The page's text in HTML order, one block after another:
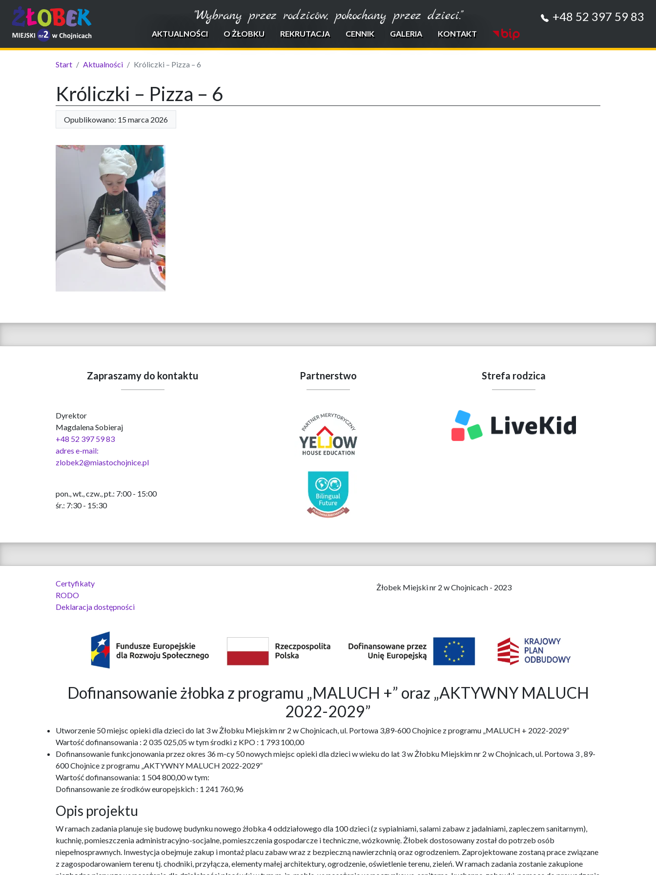
"Wybrany przez rodziców, pokochany przez dzieci." +48 52 397 59 83
AKTUALNOŚCI O ŻŁOBKU REKRUTACJA CENNIK GALERIA KONTAKT
Start Aktualności Króliczki – Pizza – 6
Króliczki – Pizza – 6
Opublikowano: 15 marca 2026
Zapraszamy do kontaktu
Dyrektor
Magdalena Sobieraj
+48 52 397 59 83
adres e-mail:
zlobek2@miastochojnice.pl
pon., wt., czw., pt.: 7:00 - 15:00
śr.: 7:30 - 15:30
Partnerstwo Strefa rodzica
Certyfikaty
RODO
Deklaracja dostępności
Żłobek Miejski nr 2 w Chojnicach - 2023
Dofinansowanie żłobka z programu „MALUCH +” oraz „AKTYWNY MALUCH
2022-2029”
Utworzenie 50 miejsc opieki dla dzieci do lat 3 w Żłobku Miejskim nr 2 w Chojnicach, ul. Portowa 3,89-600 Chojnice z programu „MALUCH + 2022-2029”
Wartość dofinansowania : 2 035 025,05 w tym środki z KPO : 1 793 100,00
Dofinansowanie funkcjonowania przez okres 36 m-cy 50 nowych miejsc opieki dla dzieci w wieku do lat 3 w Żłobku Miejskim nr 2 w Chojnicach, ul. Portowa 3 , 89-
600 Chojnice z programu „AKTYWNY MALUCH 2022-2029”
Wartość dofinansowania: 1 504 800,00 w tym:
Dofinansowanie ze środków europejskich : 1 241 760,96
Opis projektu
W ramach zadania planuje się budowę budynku nowego żłobka 4 oddziałowego dla 100 dzieci (z sypialniami, salami zabaw z jadalniami, zapleczem sanitarnym),
kuchnię, pomieszczenia administracyjno-socjalne, pomieszczenia gospodarcze i techniczne, wózkownię. Żłobek dostosowany został do potrzeb osób
niepełnosprawnych. Inwestycja obejmuje zakup i montaż placu zabaw wraz z bezpieczną nawierzchnią oraz ogrodzeniem. Zaprojektowane zostaną prace związane
z zagospodarowaniem terenu tj. chodniki, przyłącza, elementy małej architektury, ogrodzenie, oświetlenie terenu, zieleń. W ramach zadania zostanie zakupione